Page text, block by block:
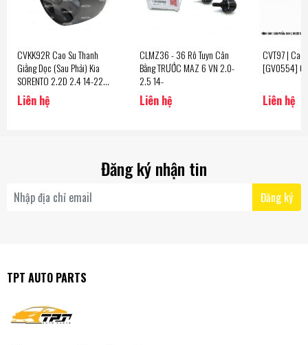
CVKK92R Cao Su Thanh
Giằng Dọc (Sau Phải) Kia
SORENTO 2.2D 2.4 14-22
[13.0] CTR - Korea
Liên hệ
CLMZ36 - 36 Rô Tuyn Cân
Bằng TRƯỚC MAZ 6 VN 2.0-
2.5 14-
Liên hệ
CVT97 |
[GV0554]
Liên hệ
Đăng ký nhận tin
Đăng ký
TPT AUTO PARTS